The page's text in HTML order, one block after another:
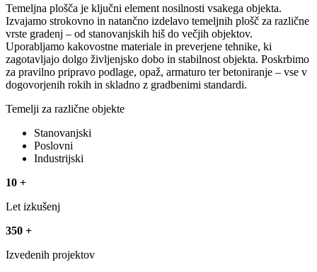
Temeljna plošča je ključni element nosilnosti vsakega objekta.
Izvajamo strokovno in natančno izdelavo temeljnih plošč za različne
vrste gradenj – od stanovanjskih hiš do večjih objektov.
Uporabljamo kakovostne materiale in preverjene tehnike, ki
zagotavljajo dolgo življenjsko dobo in stabilnost objekta. Poskrbimo
za pravilno pripravo podlage, opaž, armaturo ter betoniranje – vse v
dogovorjenih rokih in skladno z gradbenimi standardi.
Temelji za različne objekte
Stanovanjski
Poslovni
Industrijski
10 +
Let izkušenj
350 +
Izvedenih projektov